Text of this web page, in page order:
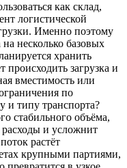
как склад,
логистической
Именно поэтому
несколько базовых
хранить
происходить загрузка и
вместимость или
по
и типу транспорта?
стабильного объёма,
и усложнит
растёт
крупными партиями,